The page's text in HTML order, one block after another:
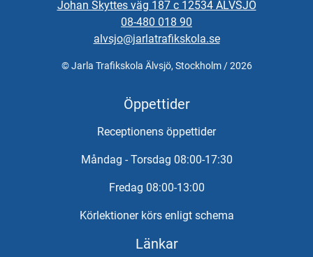
Vid önskemål om betalning via faktura, vänligen kontakta
trafikskolan så hjälper vi er.
Johan Skyttes väg 187 c 12534 ÄLVSJÖ
08-480 018 90
alvsjo@jarlatrafikskola.se
© Jarla Trafikskola Älvsjö, Stockholm / 2026
Öppettider
Receptionens öppettider
Måndag - Torsdag 08:00-17:30
Fredag 08:00-13:00
Körlektioner körs enligt schema
Länkar